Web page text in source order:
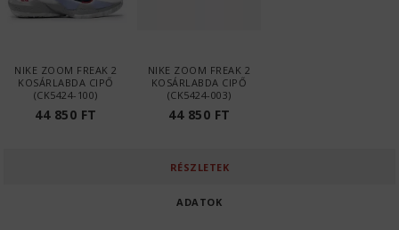
NIKE ZOOM FREAK 2
KOSÁRLABDA CIPŐ
(CK5424-100)
44 850 FT
NIKE ZOOM FREAK 2
KOSÁRLABDA CIPŐ
(CK5424-003)
44 850 FT
RÉSZLETEK
ADATOK